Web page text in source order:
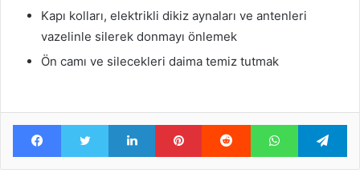
Kapı kolları, elektrikli dikiz aynaları ve antenleri
vazelinle silerek donmayı önlemek
Ön camı ve silecekleri daima temiz tutmak
FacebookTwitter LinkedIn Pinterest Reddit WhatsApp